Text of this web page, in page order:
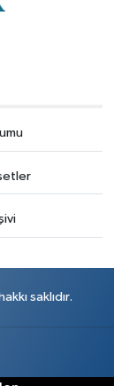
saklıdır.